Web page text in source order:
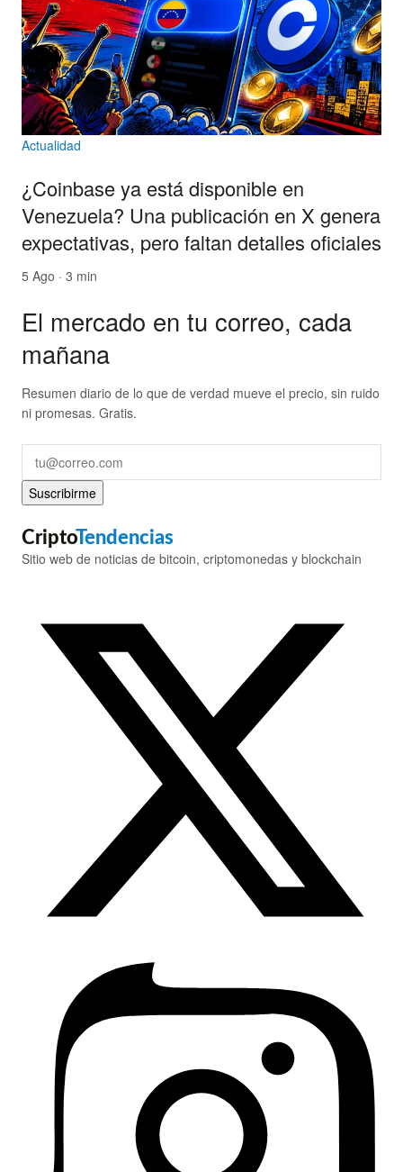
Actualidad
¿Coinbase ya está disponible en
Venezuela? Una publicación en X genera
expectativas, pero faltan detalles oficiales
5 Ago · 3 min
El mercado en tu correo, cada
mañana
Resumen diario de lo que de verdad mueve el precio, sin ruido
ni promesas. Gratis.
Suscribirme
CriptoTendencias
Sitio web de noticias de bitcoin, criptomonedas y blockchain